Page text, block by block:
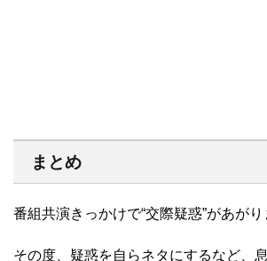
まとめ
番組共演きっかけで“交際疑惑”があがり
その度、疑惑を自らネタにするなど、